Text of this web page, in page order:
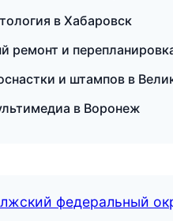
в Хабаровск
и
и штампов в
в Воронеж
федеральный